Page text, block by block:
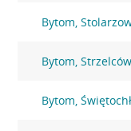
Bytom,
Bytom,
Bytom,